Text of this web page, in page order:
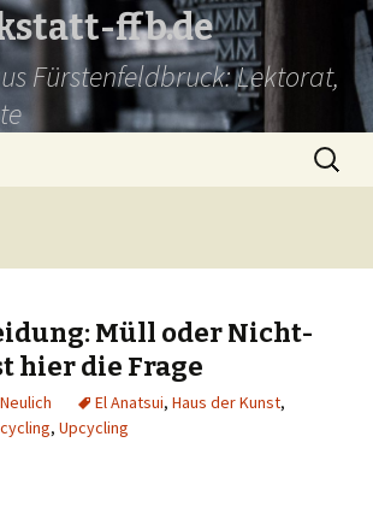
ffb.de
Fürstenfeldbruck: Lektorat,
Suche
nach:
Müll oder Nicht-
hier die Frage
Neulich El Anatsui, Haus der Kunst,
, Upcycling